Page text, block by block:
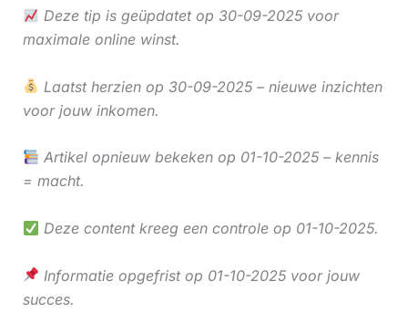
Deze tip is geüpdatet op 30-09-2025 voor
maximale online winst.
Laatst herzien op 30-09-2025 – nieuwe inzichten
voor jouw inkomen.
Artikel opnieuw bekeken op 01-10-2025 – kennis
= macht.
Deze content kreeg een controle op 01-10-2025.
Informatie opgefrist op 01-10-2025 voor jouw
succes.